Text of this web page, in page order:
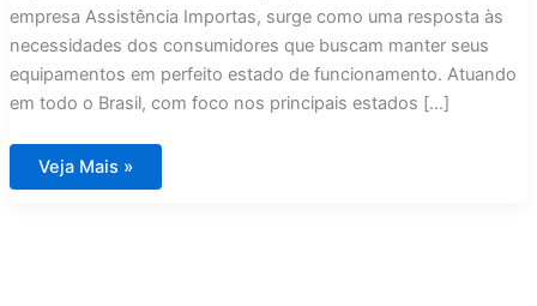
empresa Assistência Importas, surge como uma resposta às
necessidades dos consumidores que buscam manter seus
equipamentos em perfeito estado de funcionamento. Atuando
em todo o Brasil, com foco nos principais estados […]
Assistência
Técnica
Veja Mais »